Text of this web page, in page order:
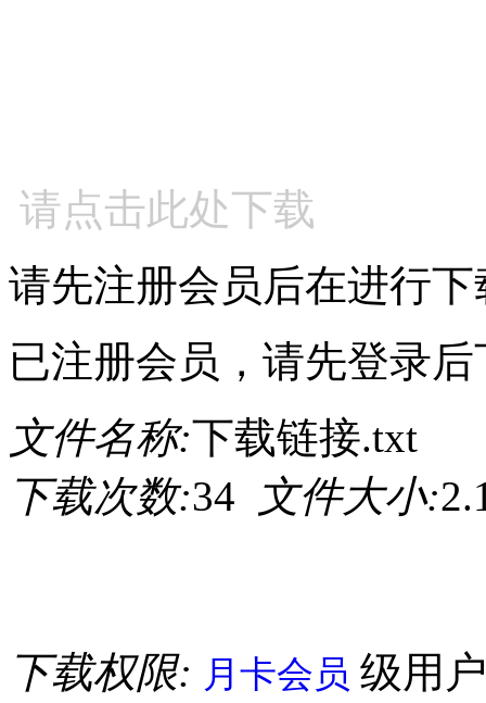
请点击此处下载
请先注册会员后在进行下
已注册会员，请先登录后
文件名称:下载链接.txt
下载次数:34 文件大小:
下载权限: 月卡会员 级用